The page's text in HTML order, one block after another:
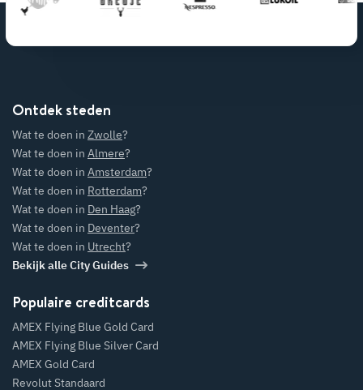
Ontdek steden
Wat te doen in Zwolle?
Wat te doen in Almere?
Wat te doen in Amsterdam?
Wat te doen in Rotterdam?
Wat te doen in Den Haag?
Wat te doen in Deventer?
Wat te doen in Utrecht?
Bekijk alle City Guides
Populaire creditcards
AMEX Flying Blue Gold Card
AMEX Flying Blue Silver Card
AMEX Gold Card
Revolut Standaard